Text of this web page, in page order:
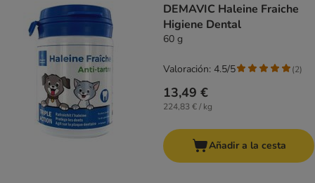
DEMAVIC Haleine Fraiche
Higiene Dental
60 g
13,49 €
224,83 € / kg
Valoración: 4.5/5 (2)
Añadir a la cesta